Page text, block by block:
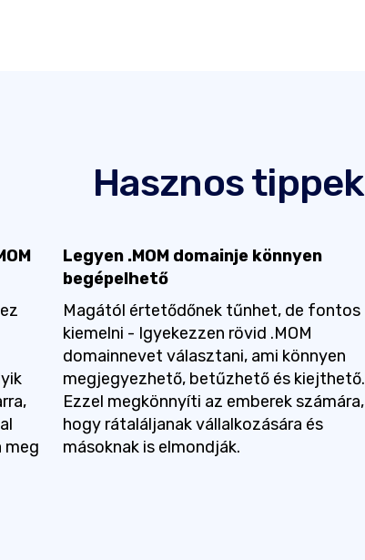
Hasznos tippek
meg
Legyen .MOM domainje könnyen
begépelhető
Magától értetődőnek tűnhet, de fontos
kiemelni - Igyekezzen rövid .MOM
domainnevet választani, ami könnyen
megjegyezhető, betűzhető és kiejthető.
Ezzel megkönnyíti az emberek számára,
hogy rátaláljanak vállalkozására és
másoknak is elmondják.